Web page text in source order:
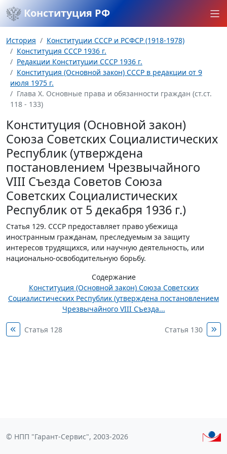
Конституция РФ
История
Конституции СССР и РСФСР (1918-1978)
Конституция СССР 1936 г.
Редакции Конституции СССР 1936 г.
Конституция (Основной закон) СССР в редакции от 9
июля 1975 г.
Глава Х. Основные права и обязанности граждан (ст.ст.
118 - 133)
Конституция (Основной закон)
Союза Советских Социалистических
Республик (утверждена
постановлением Чрезвычайного
VIII Съезда Советов Союза
Советских Социалистических
Республик от 5 декабря 1936 г.)
Статья 129. СССР предоставляет право убежища
иностранным гражданам, преследуемым за защиту
интересов трудящихся, или научную деятельность, или
национально-освободительную борьбу.
Содержание
Конституция (Основной закон) Союза Советских
Социалистических Республик (утверждена постановлением
Чрезвычайного VIII Съезда...
Статья 128 Статья 130
© НПП "Гарант-Сервис", 2003-2026